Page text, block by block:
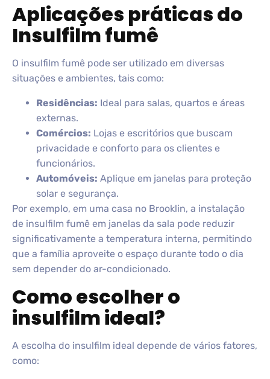
Aplicações práticas do
Insulfilm fumê
O insulfilm fumê pode ser utilizado em diversas
situações e ambientes, tais como:
Residências: Ideal para salas, quartos e áreas
externas.
Comércios: Lojas e escritórios que buscam
privacidade e conforto para os clientes e
funcionários.
Automóveis: Aplique em janelas para proteção
solar e segurança.
Por exemplo, em uma casa no Brooklin, a instalação
de insulfilm fumê em janelas da sala pode reduzir
significativamente a temperatura interna, permitindo
que a família aproveite o espaço durante todo o dia
sem depender do ar-condicionado.
Como escolher o
insulfilm ideal?
A escolha do insulfilm ideal depende de vários fatores,
como: